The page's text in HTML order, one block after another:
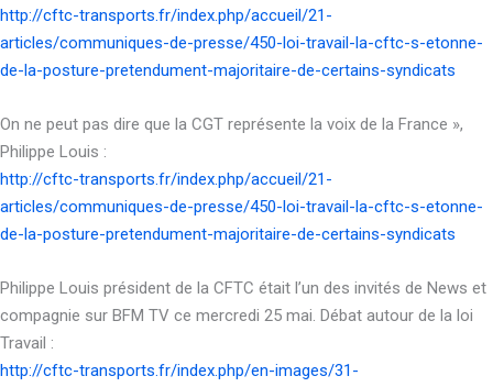
http://cftc-transports.fr/index.php/accueil/21-
articles/communiques-de-presse/450-loi-travail-la-cftc-s-etonne-
de-la-posture-pretendument-majoritaire-de-certains-syndicats
On ne peut pas dire que la CGT représente la voix de la France »,
Philippe Louis :
http://cftc-transports.fr/index.php/accueil/21-
articles/communiques-de-presse/450-loi-travail-la-cftc-s-etonne-
de-la-posture-pretendument-majoritaire-de-certains-syndicats
Philippe Louis président de la CFTC était l’un des invités de News et
compagnie sur BFM TV ce mercredi 25 mai. Débat autour de la loi
Travail :
http://cftc-transports.fr/index.php/en-images/31-